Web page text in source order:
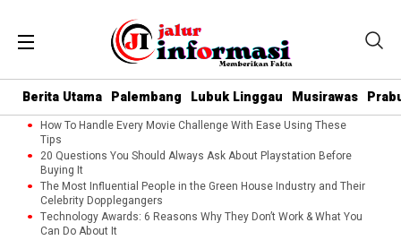
Berita Utama Palembang Lubuk Linggau Musirawas
How To Handle Every Movie Challenge With Ease Using These
Tips
20 Questions You Should Always Ask About Playstation Before
Buying It
The Most Influential People in the Green House Industry and Their
Celebrity Dopplegangers
Technology Awards: 6 Reasons Why They Don’t Work & What You
Can Do About It